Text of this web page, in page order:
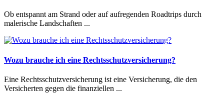
Ob entspannt am Strand oder auf aufregenden Roadtrips durch
malerische Landschaften ...
Wozu brauche ich eine Rechtsschutzversicherung?
Eine Rechtsschutzversicherung ist eine Versicherung, die den
Versicherten gegen die finanziellen ...